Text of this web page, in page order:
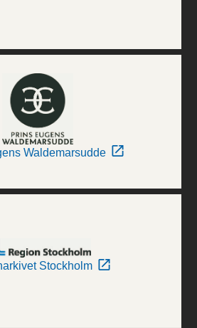
Waldemarsudde
Stockholm